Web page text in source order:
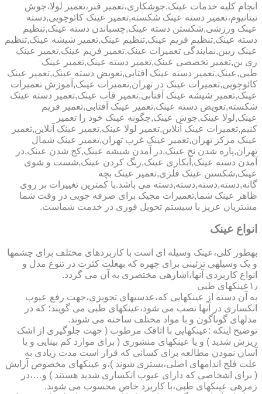
انجام کلیه خدمات عینک,جوشکاری،تعمیر فنر،تعمیر لولا،جوش
تیتانیوم،تعمیر دسته عینک شکسته,تعمیر عینک کائوچویی,دسته
عینک ورزشی,شکستن دسته عینک,چسباندن دسته عینک,تنظیم
دسته عینک,تنظیم فریم عینک,تنظیم عینک,تعمیر شیشه عینک,تنظیم
عینک ریبن,نمایندگی تعمیرات عینک,تعمیر فریم عینک,تعمیر عینک
ری بن,تعمیر تخصصی عینک,تعمیر دسته عینک,تعمیر عینک
طبی,عینک,تعمیر دسته عینک افتابی,تعویض دسته عینک,تعمیر عینک
کائوچویی,تعمیرات عینک در تهران,تعمیرات عینک,آموزش تعمیرات
عینک,تعمیر شیشه عینک آفتابی,تعمیر قاب عینک,تعمیر دسته عینک
شکسته,تعویض دسته عینک,تعمیر عینک آفتابی,تعمیر فریم
عینک,لولا عینک,جوش عینک,چگونه عینک خود را تعمیر
کنیم,تعمیرات عینک آنلاین,تعمیر لولا عینک,تعمیر عینک آنلاین,تعمیر
عینک مرکز تهران,تعمیر عینک غرب تهران,تعمیر عینک شمال
تهران,پاره شدن نخ عینک,در آمدن شیشه عینک,کج شدن عینک,در
آمدن دسته عینک,آبکاری عینک,رنگ کردن عینک,شست و شوی
عینک,شکستن عینک فلزی,تعمیر عینک بچه
گانه,دسته,دسته,دسته,دسته می باشد.با کمترین تغییرات بر روی
ظاهر عینک شما,تعمیرات مجیک برای صرفه جویی در وقت شما
مشتریان عزیز با سیستم تحویل فوری در خدمت شماست.
انواع عینک
به­طور کلی،عینک وسیله ای است با کاربردهای مختلف برای چشمها
و یک وسیله­ی تزئینی برای چهره که به­علت کثرت در تنوع مدل و
انواع کاربردی آنها،اشاره­ی مختصری به آن می گردد.
۱٫عینکهای طبی
به آن دسته از عینکهایی که،عدسیهای تجویزی،جهت رفع عیوب
انکساری در آنها نصب می شود،عینکهای طبی می گویند؛ که در
مدلهای گوناگون و با مواد مختلف ساخته می شوند.
توضیح اینکه :عینکهایی با اتاقک مرطوب ( جهت جلوگیری از اشک
ریزش شدید ) و یا عینکهای منشوری ( برای موارد کم بینایی و یا
آسان نمودن مطالعه برای کسانی که قرار است مدت زیادی به
علت فلج اندامهای اصلی،بستری شوند )،و عینکهای مخصوص آرایش
( برای اشخاصی که دارای عیوب انکساری شدید هستند ) و…،در
زمره­ی عینکهای طبی،با کاربرد خاص محسوب می شوند.